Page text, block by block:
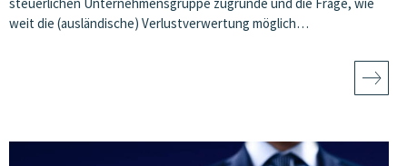
weit die (ausländische) Verlustverwertung möglich…